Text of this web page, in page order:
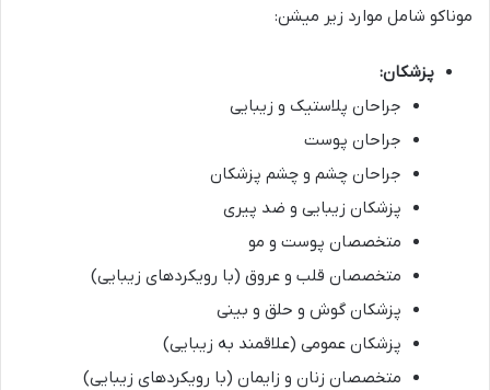
موناکو شامل موارد زیر میشن:
پزشکان:
جراحان پلاستیک و زیبایی
جراحان پوست
جراحان چشم و چشم پزشکان
پزشکان زیبایی و ضد پیری
متخصصان پوست و مو
متخصصان قلب و عروق (با رویکردهای زیبایی)
پزشکان گوش و حلق و بینی
پزشکان عمومی (علاقمند به زیبایی)
متخصصان زنان و زایمان (با رویکردهای زیبایی)